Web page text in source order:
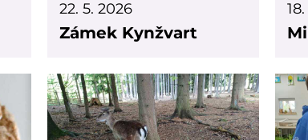
22. 5. 2026
Zámek Kynžvart